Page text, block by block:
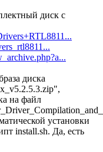
диск с
диска
на файл
установки
install.sh. Да, есть